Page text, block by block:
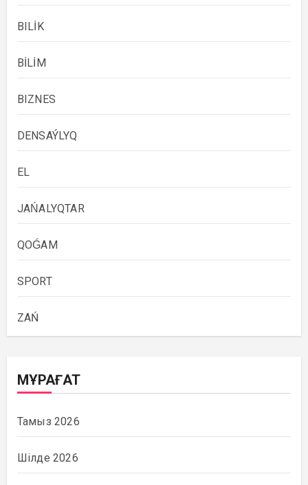
BILİK
BİLİM
BIZNES
DENSAÝLYQ
EL
JAŃALYQTAR
QOǴAM
SPORT
ZAŃ
МҰРАҒАТ
Тамыз 2026
Шілде 2026